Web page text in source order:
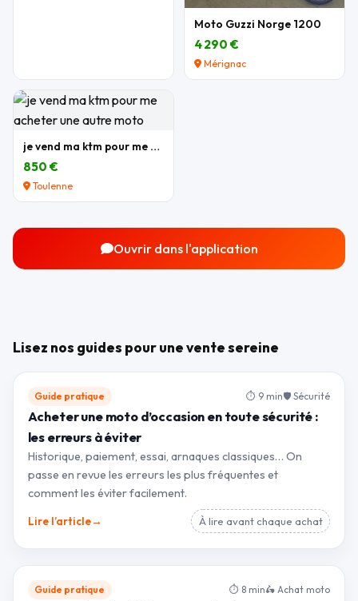
Moto Guzzi Norge 1200
4 290 €
Mérignac
je vend ma ktm pour me acheter une autre moto
850 €
Toulenne
Ouvrir dans l'application
Lisez nos guides pour une vente sereine
Guide pratique ⏱ 9 min🛡 Sécurité
Acheter une moto d’occasion en toute sécurité :
les erreurs à éviter
Historique, paiement, essai, arnaques classiques… On
passe en revue les erreurs les plus fréquentes et
comment les éviter facilement.
Lire l’article→ À lire avant chaque achat
Guide pratique ⏱ 8 min🛵 Achat moto